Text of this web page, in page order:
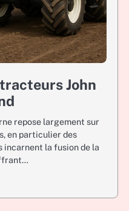
John
repose largement sur
en particulier des
incarnent la fusion de la